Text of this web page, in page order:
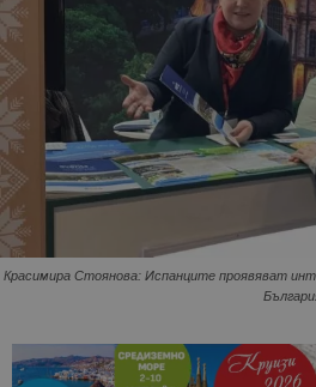
Красимира Стоянова: Испанците проявяват